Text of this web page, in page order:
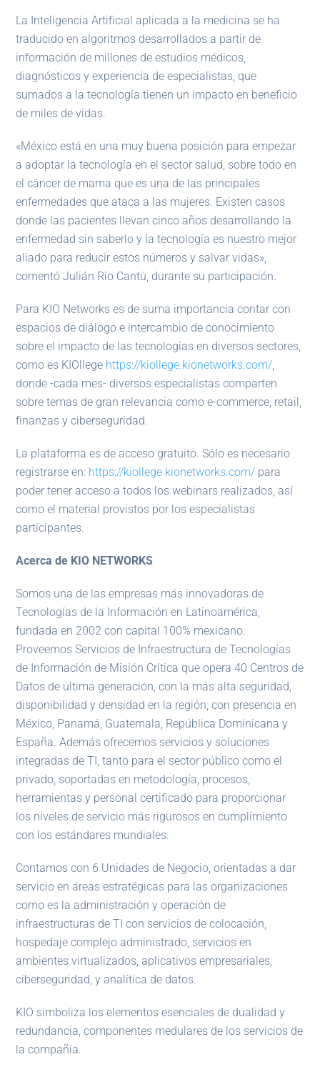
La Inteligencia Artificial aplicada a la medicina se ha
traducido en algoritmos desarrollados a partir de
información de millones de estudios médicos,
diagnósticos y experiencia de especialistas, que
sumados a la tecnología tienen un impacto en beneficio
de miles de vidas.
«México está en una muy buena posición para empezar
a adoptar la tecnología en el sector salud, sobre todo en
el cáncer de mama que es una de las principales
enfermedades que ataca a las mujeres. Existen casos
donde las pacientes llevan cinco años desarrollando la
enfermedad sin saberlo y la tecnología es nuestro mejor
aliado para reducir estos números y salvar vidas»,
comentó Julián Río Cantú, durante su participación.
Para KIO Networks es de suma importancia contar con
espacios de diálogo e intercambio de conocimiento
sobre el impacto de las tecnologías en diversos sectores,
como es KIOllege https://kiollege.kionetworks.com/
donde -cada mes- diversos especialistas comparten
sobre temas de gran relevancia como e-commerce, retail,
finanzas y ciberseguridad.
La plataforma es de acceso gratuito. Sólo es necesario
registrarse en: https://kiollege.kionetworks.com/ para
poder tener acceso a todos los webinars realizados, así
como el material provistos por los especialistas
participantes.
Acerca de KIO NETWORKS
Somos una de las empresas más innovadoras de
Tecnologías de la Información en Latinoamérica,
fundada en 2002 con capital 100% mexicano.
Proveemos Servicios de Infraestructura de Tecnologías
de Información de Misión Crítica que opera 40 Centros de
Datos de última generación, con la más alta seguridad,
disponibilidad y densidad en la región, con presencia en
México, Panamá, Guatemala, República Dominicana y
España. Además ofrecemos servicios y soluciones
integradas de TI, tanto para el sector público como el
privado, soportadas en metodología, procesos,
herramientas y personal certificado para proporcionar
los niveles de servicio más rigurosos en cumplimiento
con los estándares mundiales.
Contamos con 6 Unidades de Negocio, orientadas a dar
servicio en áreas estratégicas para las organizaciones
como es la administración y operación de
infraestructuras de TI con servicios de colocación,
hospedaje complejo administrado, servicios en
ambientes virtualizados, aplicativos empresariales,
ciberseguridad, y analítica de datos.
KIO simboliza los elementos esenciales de dualidad y
redundancia, componentes medulares de los servicios de
la compañía.